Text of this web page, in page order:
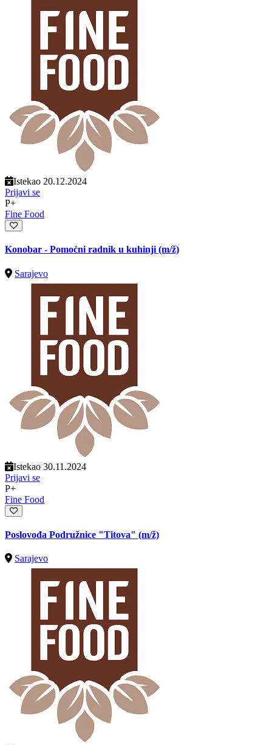
Istekao 20.12.2024
Prijavi se
P+
Fine Food
Konobar - Pomoćni radnik u kuhinji (m/ž)
Sarajevo
Istekao 30.11.2024
Prijavi se
P+
Fine Food
Poslovođa Podružnice "Titova" (m/ž)
Sarajevo